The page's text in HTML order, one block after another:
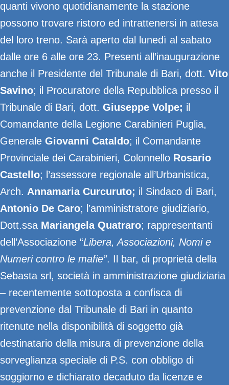
quanti vivono quotidianamente la stazione
possono trovare ristoro ed intrattenersi in attesa
del loro treno. Sarà aperto dal lunedì al sabato
dalle ore 6 alle ore 23. Presenti all’inaugurazione
anche il Presidente del Tribunale di Bari, dott. Vito
Savino; il Procuratore della Repubblica presso il
Tribunale di Bari, dott. Giuseppe Volpe; il
Comandante della Legione Carabinieri Puglia,
Generale Giovanni Cataldo; il Comandante
Provinciale dei Carabinieri, Colonnello Rosario
Castello; l’assessore regionale all’Urbanistica,
Arch. Annamaria Curcuruto; il Sindaco di Bari,
Antonio De Caro; l’amministratore giudiziario,
Dott.ssa Mariangela Quatraro; rappresentanti
dell’Associazione “Libera, Associazioni, Nomi e
Numeri contro le mafie”. Il bar, di proprietà della
Sebasta srl, società in amministrazione giudiziaria
– recentemente sottoposta a confisca di
prevenzione dal Tribunale di Bari in quanto
ritenute nella disponibilità di soggetto già
destinatario della misura di prevenzione della
sorveglianza speciale di P.S. con obbligo di
soggiorno e dichiarato decaduto da licenze e